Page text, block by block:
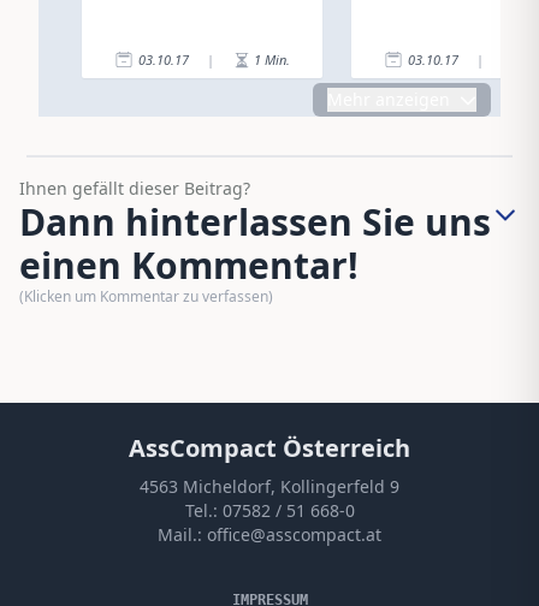
03.10.17 | 1 Min. 03.10.17 |
Ihnen gefällt dieser Beitrag?
Dann hinterlassen Sie uns
einen Kommentar!
(Klicken um Kommentar zu verfassen)
AssCompact Österreich
4563 Micheldorf, Kollingerfeld 9
Tel.: 07582 / 51 668-0
Mail.: office@asscompact.at
IMPRESSUM